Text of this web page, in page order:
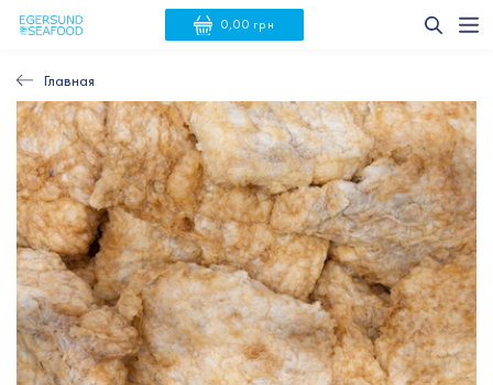
0,00 грн
Главная